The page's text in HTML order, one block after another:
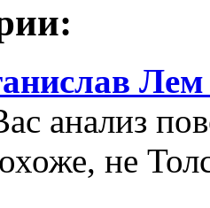
анализ
не